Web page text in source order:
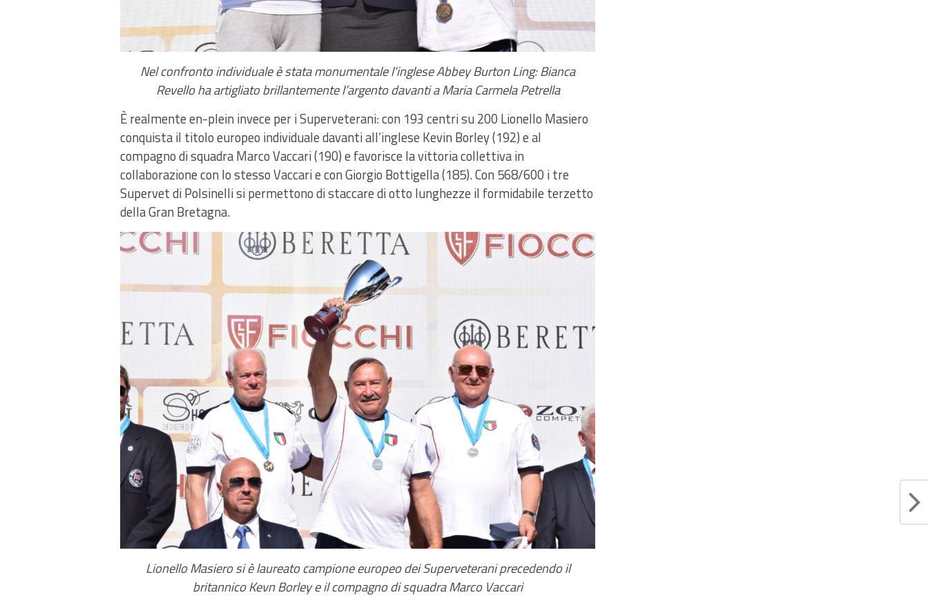
Nel confronto individuale è stata monumentale l’inglese Abbey Burton Ling: Bianca
Revello ha artigliato brillantemente l’argento davanti a Maria Carmela Petrella
È realmente en-plein invece per i Superveterani: con 193 centri su 200 Lionello Masiero
conquista il titolo europeo individuale davanti all’inglese Kevin Borley (192) e al
compagno di squadra Marco Vaccari (190) e favorisce la vittoria collettiva in
collaborazione con lo stesso Vaccari e con Giorgio Bottigella (185). Con 568/600 i tre
Supervet di Polsinelli si permettono di staccare di otto lunghezze il formidabile terzetto
della Gran Bretagna.
Lionello Masiero si è laureato campione europeo dei Superveterani precedendo il
britannico Kevn Borley e il compagno di squadra Marco Vaccari